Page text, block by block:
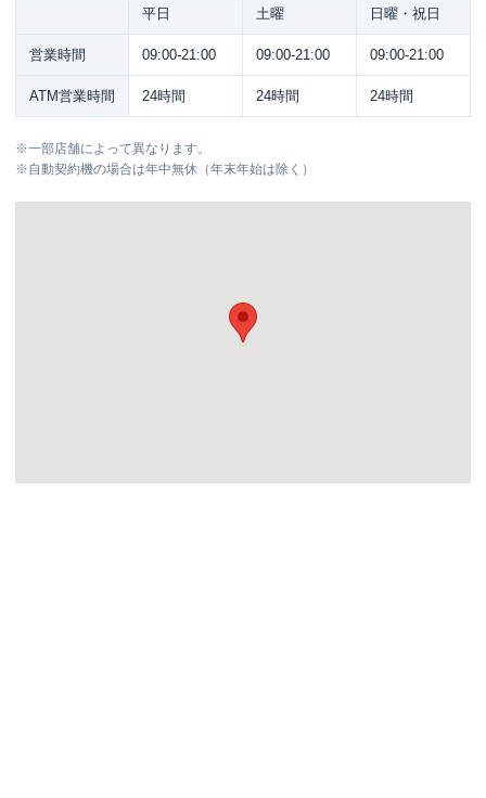
平日 土曜 日曜・祝日
営業時間 09:00-21:00 09:00-21:00 09:00-21:00
ATM営業時間 24時間 24時間 24時間
※一部店舗によって異なります。
※自動契約機の場合は年中無休（年末年始は除く）